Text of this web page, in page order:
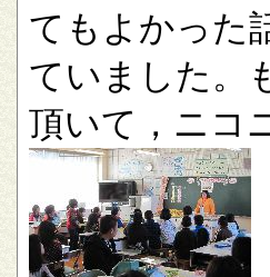
てもよかった
ていました。
頂いて，ニコ